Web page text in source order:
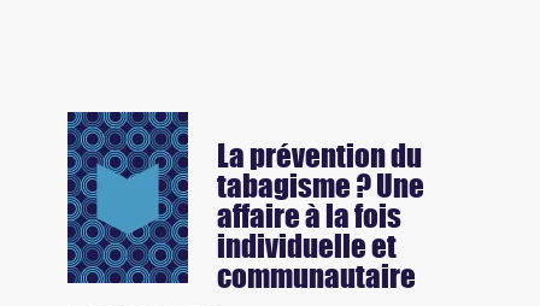
La prévention du
tabagisme ? Une
affaire à la fois
individuelle et
communautaire